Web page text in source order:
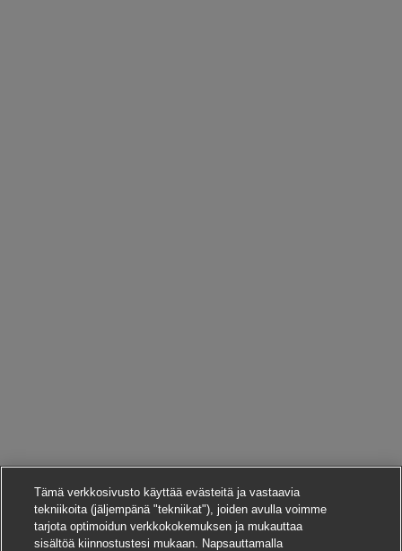
Tämä verkkosivusto käyttää evästeitä ja vastaavia
tekniikoita (jäljempänä "tekniikat"), joiden avulla voimme
tarjota optimoidun verkkokokemuksen ja mukauttaa
sisältöä kiinnostustesi mukaan. Napsauttamalla